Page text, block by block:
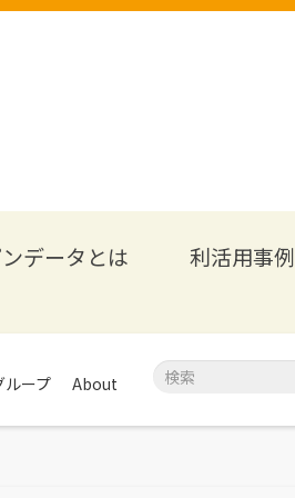
データとは 利活用事例
ループ About